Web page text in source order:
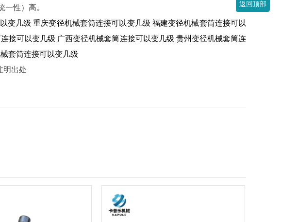
性）高。
变几级 重庆变径机械套筒连接可以变几级 福建变径机械套筒连接可以
接可以变几级 广西变径机械套筒连接可以变几级 贵州变径机械套筒连
套筒连接可以变几级
明出处
返回顶部